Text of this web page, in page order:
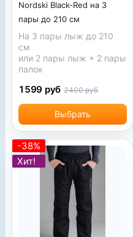
Nordski Black-Red на 3
пары до 210 см
На 3 пары лыж до 210
см
или 2 пары лыж + 2 пары
палок
Выбрать
1599 руб 2400 руб
-38%
Хит!